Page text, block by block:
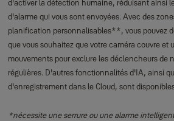
d'activer la détection humaine, réduisant ainsi
d'alarme qui vous sont envoyées. Avec des
planification personnalisables**, vous pouvez
que vous souhaitez que votre caméra couvre et
mouvements pour exclure les déclencheurs de
régulières. D'autres fonctionnalités d'IA, ainsi
d'enregistrement dans le Cloud, sont
*nécessite une serrure ou une alarme